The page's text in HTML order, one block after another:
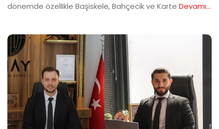
dönemde özellikle Başiskele, Bahçecik ve Karte Devamı...